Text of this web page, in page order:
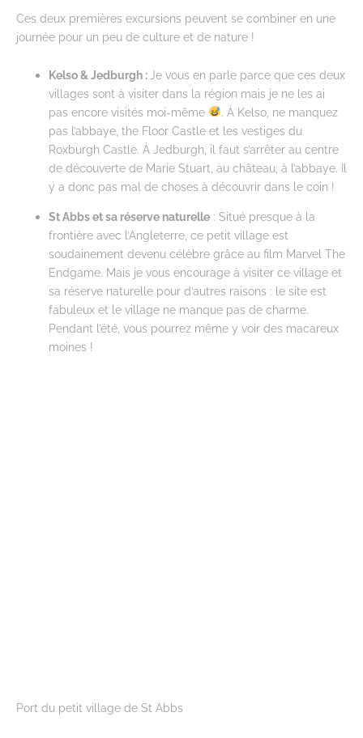
Ces deux premières excursions peuvent se combiner en une
journée pour un peu de culture et de nature !
Kelso & Jedburgh : Je vous en parle parce que ces deux
villages sont à visiter dans la région mais je ne les ai
pas encore visités moi-même
. À Kelso, ne manquez
pas l’abbaye, the Floor Castle et les vestiges du
Roxburgh Castle. À Jedburgh, il faut s’arrêter au centre
de découverte de Marie Stuart, au château, à l’abbaye. Il
y a donc pas mal de choses à découvrir dans le coin !
St Abbs et sa réserve naturelle : Situé presque à la
frontière avec l’Angleterre, ce petit village est
soudainement devenu célèbre grâce au film Marvel The
Endgame. Mais je vous encourage à visiter ce village et
sa réserve naturelle pour d’autres raisons : le site est
fabuleux et le village ne manque pas de charme.
Pendant l’été, vous pourrez même y voir des macareux
moines !
Port du petit village de St Abbs